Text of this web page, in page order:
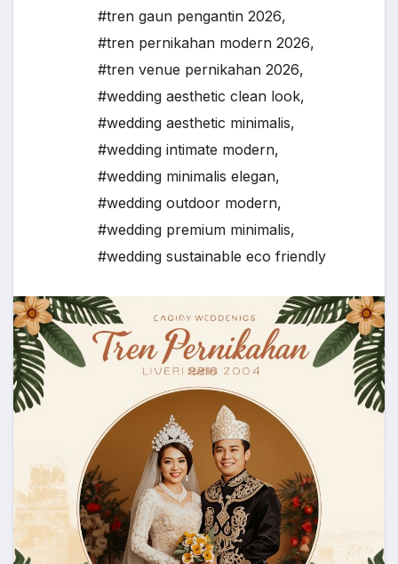
#tren gaun pengantin 2026,
#tren pernikahan modern 2026,
#tren venue pernikahan 2026,
#wedding aesthetic clean look,
#wedding aesthetic minimalis,
#wedding intimate modern,
#wedding minimalis elegan,
#wedding outdoor modern,
#wedding premium minimalis,
#wedding sustainable eco friendly